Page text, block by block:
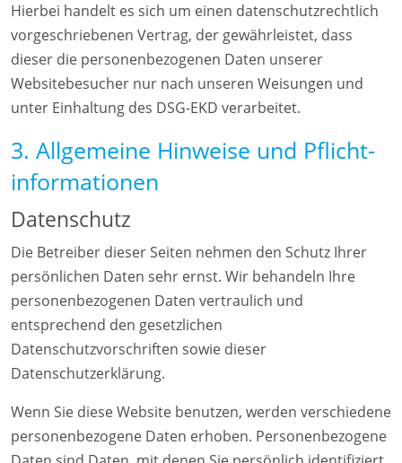
Hierbei handelt es sich um einen datenschutzrechtlich
vorgeschriebenen Vertrag, der gewährleistet, dass
dieser die personenbezogenen Daten unserer
Websitebesucher nur nach unseren Weisungen und
unter Einhaltung des DSG-EKD verarbeitet.
3. Allgemeine Hinweise und Pflicht­
informationen
Datenschutz
Die Betreiber dieser Seiten nehmen den Schutz Ihrer
persönlichen Daten sehr ernst. Wir behandeln Ihre
personenbezogenen Daten vertraulich und
entsprechend den gesetzlichen
Datenschutzvorschriften sowie dieser
Datenschutzerklärung.
Wenn Sie diese Website benutzen, werden verschiedene
personenbezogene Daten erhoben. Personenbezogene